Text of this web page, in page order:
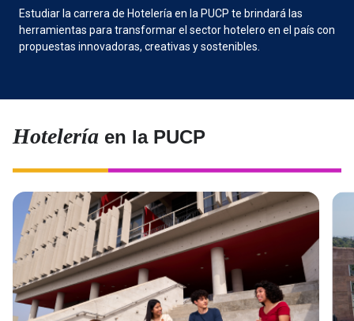
Estudiar la carrera de Hotelería en la PUCP te brindará las
herramientas para transformar el sector hotelero en el país con
propuestas innovadoras, creativas y sostenibles.
Hotelería en la PUCP